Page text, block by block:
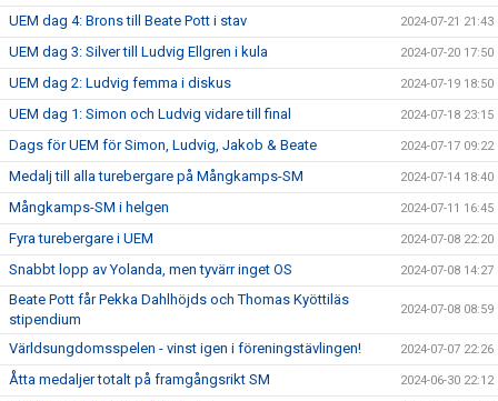
UEM dag 4: Brons till Beate Pott i stav 2024-07-21 21:43
UEM dag 3: Silver till Ludvig Ellgren i kula 2024-07-20 17:50
UEM dag 2: Ludvig femma i diskus 2024-07-19 18:50
UEM dag 1: Simon och Ludvig vidare till final 2024-07-18 23:15
Dags för UEM för Simon, Ludvig, Jakob & Beate 2024-07-17 09:22
Medalj till alla turebergare på Mångkamps-SM 2024-07-14 18:40
Mångkamps-SM i helgen 2024-07-11 16:45
Fyra turebergare i UEM 2024-07-08 22:20
Snabbt lopp av Yolanda, men tyvärr inget OS 2024-07-08 14:27
Beate Pott får Pekka Dahlhöjds och Thomas Kyöttiläs
stipendium
2024-07-08 08:59
Världsungdomsspelen - vinst igen i föreningstävlingen! 2024-07-07 22:26
Åtta medaljer totalt på framgångsrikt SM 2024-06-30 22:12